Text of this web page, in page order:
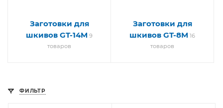
Заготовки для
шкивов GT-14M 9
товаров
Заготовки для
шкивов GT-8M 16
товаров
ФИЛЬТР